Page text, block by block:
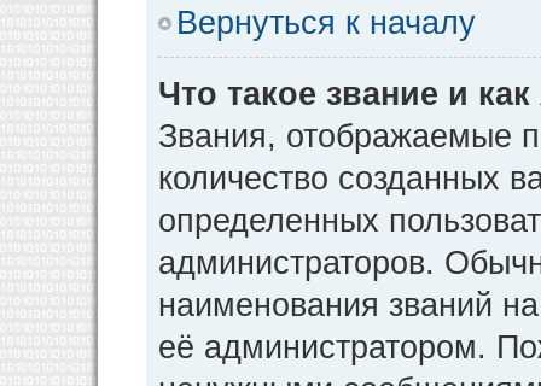
Вернуться к началу
Что такое звание и
Звания, отображаемые
количество созданных
определенных
администраторов.
наименования званий
её администратором.